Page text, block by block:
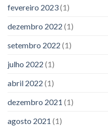
fevereiro 2023(1)
dezembro 2022 (1)
setembro 2022 (1)
julho 2022 (1)
abril 2022 (1)
dezembro 2021 (1)
agosto 2021 (1)